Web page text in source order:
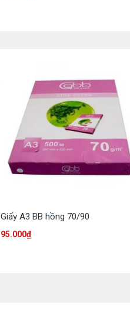
Giấy A3 BB hồng 70/90
95.000₫